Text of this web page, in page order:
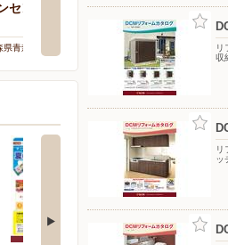
センターしまむら/新城店
青森市石江字江渡45-3
DCM/東青
〒030-0916
リ
収
リ
ッ